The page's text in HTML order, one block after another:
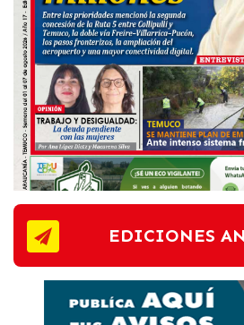
EDICIONES